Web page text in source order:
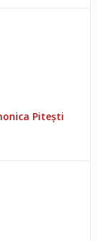
Pitești